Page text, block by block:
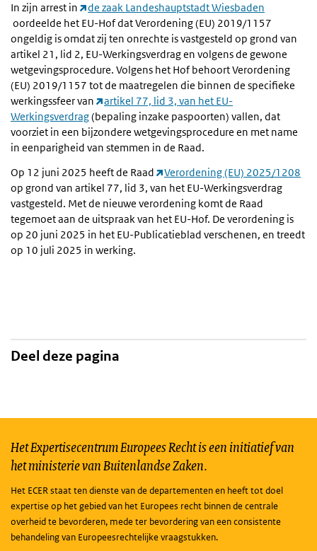
In zijn arrest in
de zaak Landeshauptstadt Wiesbaden
oordeelde het EU-Hof dat Verordening (EU) 2019/1157
ongeldig is omdat zij ten onrechte is vastgesteld op grond van
artikel 21, lid 2, EU-Werkingsverdrag en volgens de gewone
wetgevingsprocedure. Volgens het Hof behoort Verordening
(EU) 2019/1157 tot de maatregelen die binnen de specifieke
werkingssfeer van
artikel 77, lid 3, van het EU-
Werkingsverdrag(bepaling inzake paspoorten) vallen, dat
voorziet in een bijzondere wetgevingsprocedure en met name
in eenparigheid van stemmen in de Raad.
Op 12 juni 2025 heeft de Raad
Verordening (EU) 2025/1208
op grond van artikel 77, lid 3, van het EU-Werkingsverdrag
vastgesteld. Met de nieuwe verordening komt de Raad
tegemoet aan de uitspraak van het EU-Hof. De verordening is
op 20 juni 2025 in het EU-Publicatieblad verschenen, en treedt
op 10 juli 2025 in werking.
Deel deze pagina
Het Expertisecentrum Europees Recht is een initiatief van
het ministerie van Buitenlandse Zaken.
Het ECER staat ten dienste van de departementen en heeft tot doel
expertise op het gebied van het Europees recht binnen de centrale
overheid te bevorderen, mede ter bevordering van een consistente
behandeling van Europeesrechtelijke vraagstukken.